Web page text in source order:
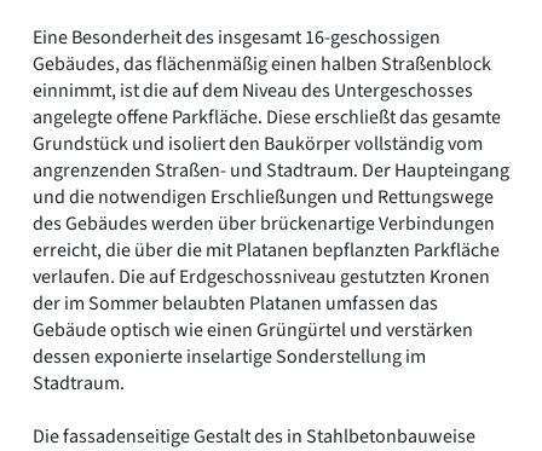
Eine Besonderheit des insgesamt 16-geschossigen
Gebäudes, das flächenmäßig einen halben Straßenblock
einnimmt, ist die auf dem Niveau des Untergeschosses
angelegte offene Parkfläche. Diese erschließt das gesamte
Grundstück und isoliert den Baukörper vollständig vom
angrenzenden Straßen- und Stadtraum. Der Haupteingang
und die notwendigen Erschließungen und Rettungswege
des Gebäudes werden über brückenartige Verbindungen
erreicht, die über die mit Platanen bepflanzten Parkfläche
verlaufen. Die auf Erdgeschossniveau gestutzten Kronen
der im Sommer belaubten Platanen umfassen das
Gebäude optisch wie einen Grüngürtel und verstärken
dessen exponierte inselartige Sonderstellung im
Stadtraum.
Die fassadenseitige Gestalt des in Stahlbetonbauweise